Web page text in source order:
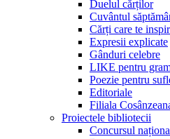
Duelul cărților
Cuvântul
Cărți care te
Expresii explicate
Gânduri celebre
LIKE pentru
Poezie pentru
Editoriale
Filiala
Proiectele bibliotecii
Concursul